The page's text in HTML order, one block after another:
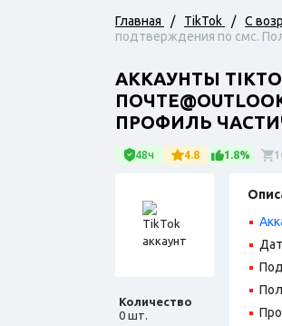
Главная / TikTok / С
подтверждения по смс.
АККАУНТЫ
ПРОФИЛЬ
48ч 4.8 1.8%
Количество
0 шт.